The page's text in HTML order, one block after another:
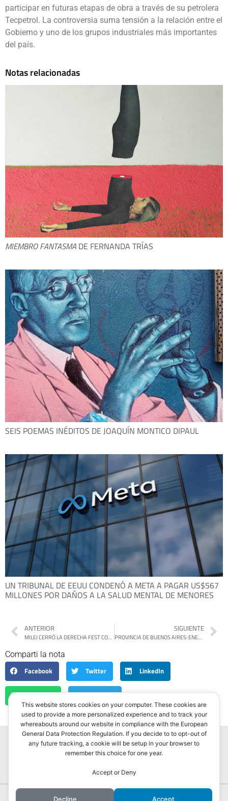
participar en futuras etapas de obra a través de su petrolera
Tecpetrol. La controversia suma tensión a la relación entre el
Gobierno y uno de los grupos industriales más importantes
del país.
Notas relacionadas
MIEMBRO FANTASMA DE FERNANDA TRÍAS
SEIS POEMAS INÉDITOS DE JOAQUÍN MONTICO DIPAUL
UN TRIBUNAL DE EEUU CONDENÓ A META A PAGAR US$567
MILLONES POR DAÑOS A LA SALUD MENTAL DE MENORES
ANTERIOR
MILEI CERRÓ LA DERECHA FEST CON UN SHOW POLÍTICO MIENTRAS AVANZAN LOS INCENDIOS EN LA PATAGONIA
SIGUIENTE
PROVINCIA DE BUENOS AIRES: ENERO CERRÓ CON 157 MIL TURISTAS MENOS QUE EN 2025
Comparti la nota
Facebook
Twitter LinkedIn
WhatsApp Telegram
Portada Hurlingham Post ®2022
This website stores cookies on your computer. These cookies are
used to provide a more personalized experience and to track your
whereabouts around our website in compliance with the European
General Data Protection Regulation. If you decide to to opt-out of
any future tracking, a cookie will be setup in your browser to
remember this choice for one year.
Accept or Deny
Decline Accept